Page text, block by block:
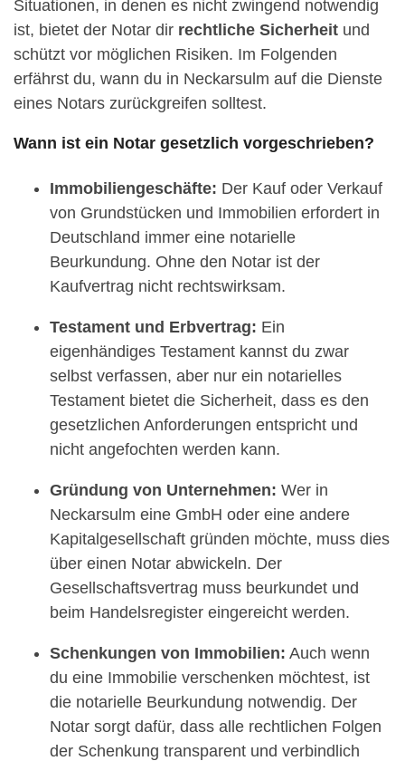
Situationen, in denen es nicht zwingend notwendig
ist, bietet der Notar dir rechtliche Sicherheit und
schützt vor möglichen Risiken. Im Folgenden
erfährst du, wann du in Neckarsulm auf die Dienste
eines Notars zurückgreifen solltest.
Wann ist ein Notar gesetzlich vorgeschrieben?
Immobiliengeschäfte: Der Kauf oder Verkauf
von Grundstücken und Immobilien erfordert in
Deutschland immer eine notarielle
Beurkundung. Ohne den Notar ist der
Kaufvertrag nicht rechtswirksam.
Testament und Erbvertrag: Ein
eigenhändiges Testament kannst du zwar
selbst verfassen, aber nur ein notarielles
Testament bietet die Sicherheit, dass es den
gesetzlichen Anforderungen entspricht und
nicht angefochten werden kann.
Gründung von Unternehmen: Wer in
Neckarsulm eine GmbH oder eine andere
Kapitalgesellschaft gründen möchte, muss dies
über einen Notar abwickeln. Der
Gesellschaftsvertrag muss beurkundet und
beim Handelsregister eingereicht werden.
Schenkungen von Immobilien: Auch wenn
du eine Immobilie verschenken möchtest, ist
die notarielle Beurkundung notwendig. Der
Notar sorgt dafür, dass alle rechtlichen Folgen
der Schenkung transparent und verbindlich